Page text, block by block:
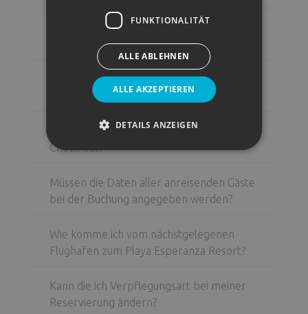
Kann ich vor der Check-in Zeit im Resort
Ich habe die Bestätigungs-E-Mail nicht
erhalten. Was kann ich tun?
Wo finde ich die Zeiten für Check-in und
Check-out?
Müssen die Daten aller anreisenden Gäste
bei der Buchung angegeben werden?
Wie komme ich vom nächstgelegenen
Flughafen zum Playa Esperanza Resort?
Kann die ich Verpflegungsart bei meiner
Reservierung ändern?
FUNKTIONALITÄT
ALLE AKZEPTIEREN
ALLE ABLEHNEN
DETAILS ANZEIGEN